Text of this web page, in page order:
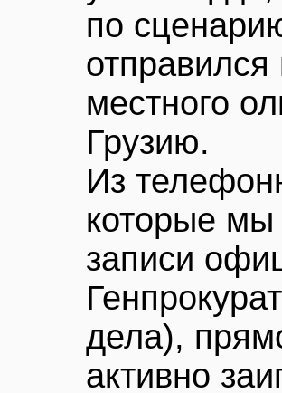
по
местного
Грузию.
Из
которые мы
записи
дела),
активно